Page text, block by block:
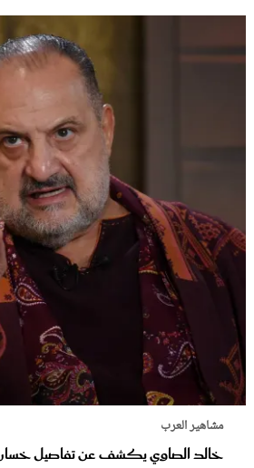
مشاهير العرب
خالد الصاوي يكشف عن تفاصيل